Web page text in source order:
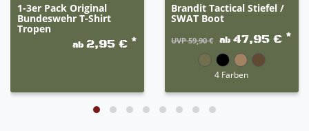
1-3er Pack Original
Bundeswehr T-Shirt
Tropen
ab 2,95 € *
Brandit Tactical Stiefel /
SWAT Boot
UVP 59,90 € ab 47,95 € *
4 Farben